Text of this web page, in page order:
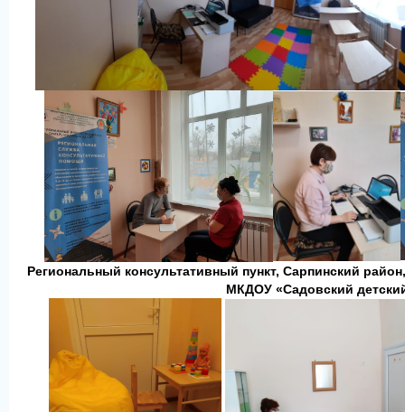
Региональный консультативный пункт, Сарпинский
МКДОУ«Садовский